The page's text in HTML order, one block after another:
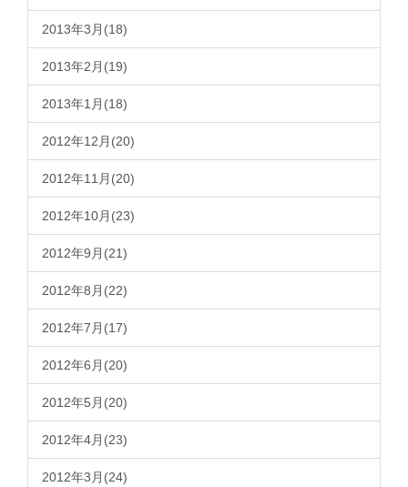
2013年3月(18)
2013年2月(19)
2013年1月(18)
2012年12月(20)
2012年11月(20)
2012年10月(23)
2012年9月(21)
2012年8月(22)
2012年7月(17)
2012年6月(20)
2012年5月(20)
2012年4月(23)
2012年3月(24)